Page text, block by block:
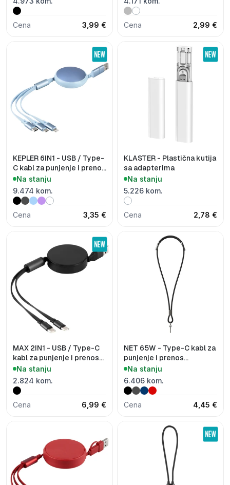
Cena 3,99 € Cena 2,99 €
KEPLER 6IN1 - USB / Type-
C kabl za punjenje i prenos
podataka, 6 u 1, 60W
Na stanju
9.474 kom.
Cena 3,35 €
KLASTER - Plastična kutija
sa adapterima
Na stanju
5.226 kom.
Cena 2,78 €
MAX 2IN1 - USB / Type-C
kabl za punjenje i prenos
podataka, 2 u 1, 100W
Na stanju
2.824 kom.
Cena 6,99 €
NET 65W - Type-C kabl za
punjenje i prenos
podataka, 65 W
Na stanju
6.406 kom.
Cena 4,45 €